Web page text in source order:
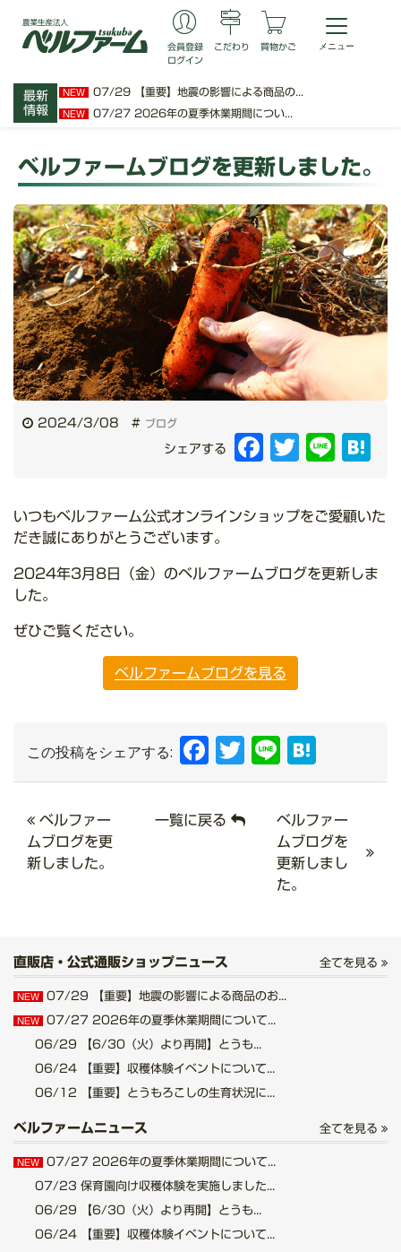
最新
情報
NEW 07/29 【重要】地震の影響による商品の...
NEW 07/27 2026年の夏季休業期間につい...
会員登録
ログイン
こだわり 買物かご
ベルファームブログを更新しました。
2024/3/08 # ブログ
シェアする Facebook
Twitter Line
いつもベルファーム公式オンラインショップをご愛顧いた
だき誠にありがとうございます。
2024年3月8日（金）のベルファームブログを更新しま
した。
ぜひご覧ください。
ベルファームブログを見る
この投稿をシェアする: Facebook
Twitter
Line
ベルファー
ムブログを更
新しました。
一覧に戻る
ベルファー
ムブログを
更新しまし
た。
直販店・公式通販ショップニュース 全てを見る
NEW 07/29 【重要】地震の影響による商品のお...
NEW 07/27 2026年の夏季休業期間について...
06/29 【6/30（火）より再開】とうも...
06/24 【重要】収穫体験イベントについて...
06/12 【重要】とうもろこしの生育状況に...
ベルファームニュース 全てを見る
NEW 07/27 2026年の夏季休業期間について...
07/23 保育園向け収穫体験を実施しました...
06/29 【6/30（火）より再開】とうも...
06/24 【重要】収穫体験イベントについて...